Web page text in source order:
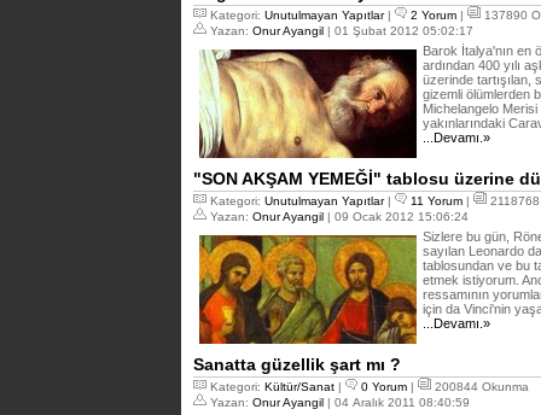
Kategori: Unutulmayan Yapıtlar| 2 Yorum |
137890
Yazan: Onur Ayangil | 01 Şubat 2012 05:02:17
Barok İtalya'nın en
ardından 400 yılı
üzerinde tartışılan,
gizemli ölümlerden
Michelangelo Merisi
yakınlarındaki
...Devamı.»
"SON AKŞAM YEMEĞİ" tablosu üzerine
Kategori: Unutulmayan Yapıtlar| 11 Yorum |
Yazan: Onur Ayangil | 09 Ocak 2012 15:06:24
Sizlere bu gün,
sayılan Leonardo
tablosundan ve bu
etmek istiyorum.
ressamının
için da Vinci'nin
...Devamı.»
Sanatta güzellik şart mı ?
Kategori: Kültür/Sanat | 0 Yorum |
200844 Okunma
Yazan: Onur Ayangil | 04 Aralık 2011 08:40:59